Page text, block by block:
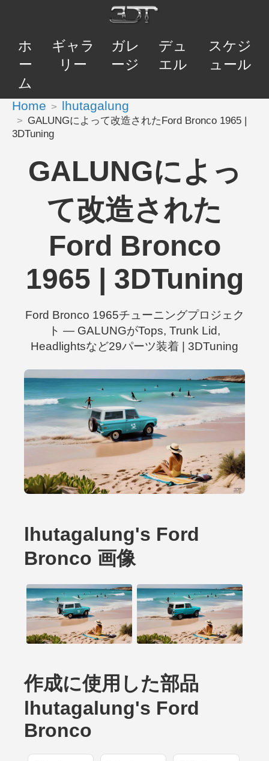
ホ
ー
ム
ギャラ
リー
ガレ
ージ
デュ
エル
スケジ
ュール
Home lhutagalung
GALUNGによって改造されたFord Bronco 1965 |
3DTuning
GALUNGによっ
て改造された
Ford Bronco
1965 | 3DTuning
Ford Bronco 1965チューニングプロジェク
ト — GALUNGがTops, Trunk Lid,
Headlightsなど29パーツ装着 | 3DTuning
lhutagalung's Ford
Bronco 画像
作成に使用した部品
lhutagalung's Ford
Bronco